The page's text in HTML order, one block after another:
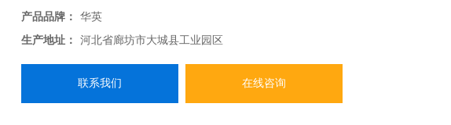
产品品牌：
华英
生产地址：
河北省廊坊市大城县工业园区
联系我们 在线咨询